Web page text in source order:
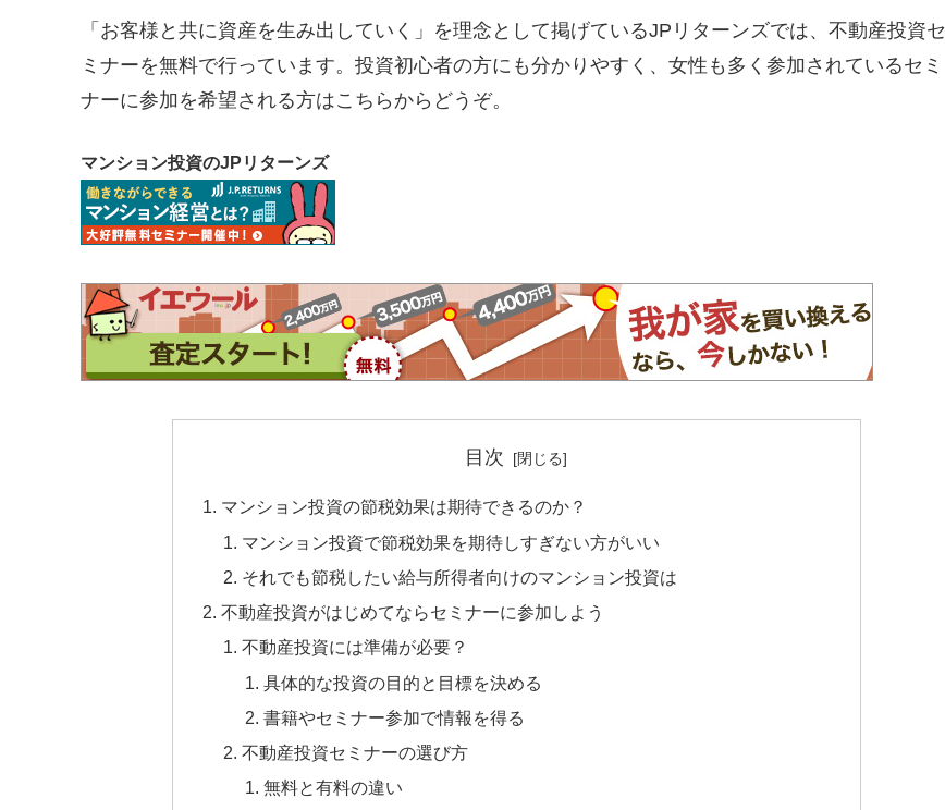
「お客様と共に資産を生み出していく」を理念として掲げているJPリターンズでは、不動産投資セ
ミナーを無料で行っています。投資初心者の方にも分かりやすく、女性も多く参加されているセミ
ナーに参加を希望される方はこちらからどうぞ。
マンション投資のJPリターンズ
目次
マンション投資の節税効果は期待できるのか？
マンション投資で節税効果を期待しすぎない方がいい
それでも節税したい給与所得者向けのマンション投資は
不動産投資がはじめてならセミナーに参加しよう
不動産投資には準備が必要？
具体的な投資の目的と目標を決める
書籍やセミナー参加で情報を得る
不動産投資セミナーの選び方
無料と有料の違い